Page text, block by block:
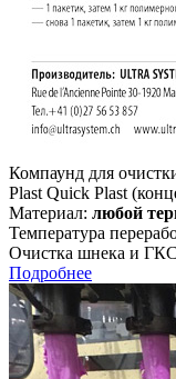
Компаунд для
Plast Quick Plast
Материал: любой
Температура
Очистка шнека и ГКС
Подробнее